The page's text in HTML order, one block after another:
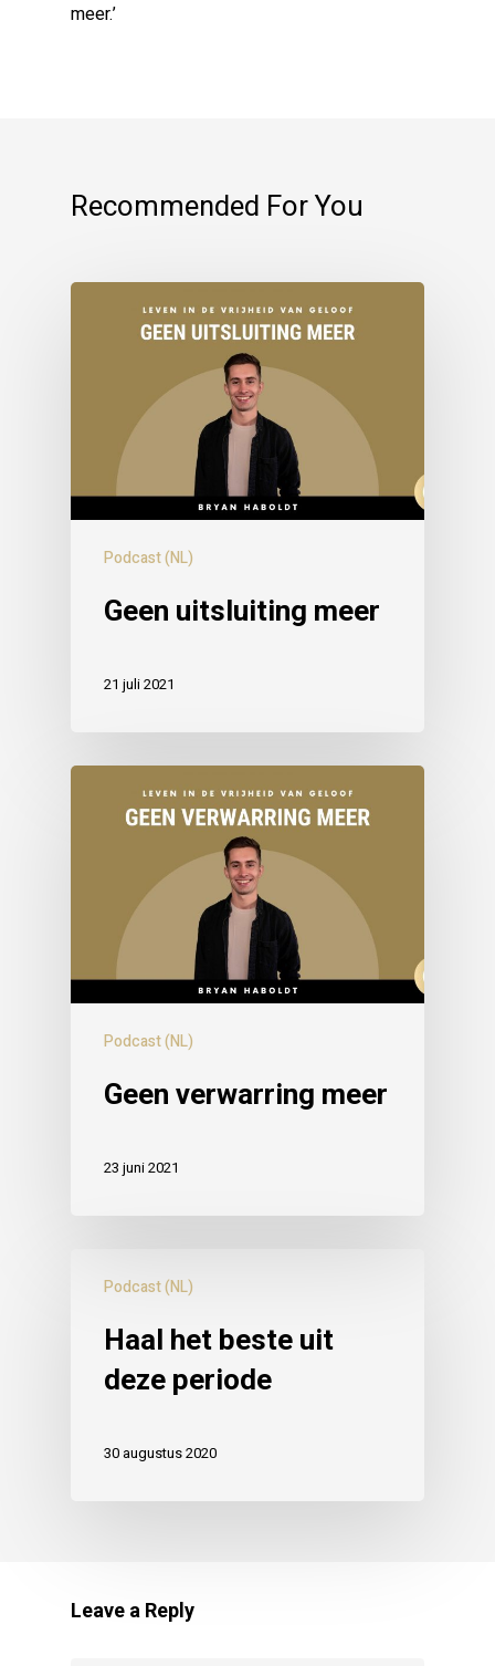
meer.’
Recommended For You
Podcast (NL)
Geen uitsluiting meer
21 juli 2021
Podcast (NL)
Geen verwarring meer
23 juni 2021
Podcast (NL)
Haal het beste uit
deze periode
30 augustus 2020
Leave a Reply